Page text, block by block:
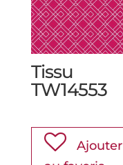
Tissu
TW14553
Ajouter